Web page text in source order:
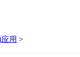
应用 >